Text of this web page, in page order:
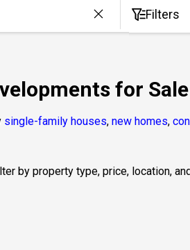
Filters
for Sale
single-family houses, new homes,
by property type, price, location,